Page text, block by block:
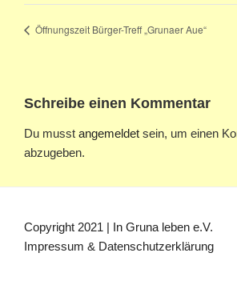
Öffnungszeit Bürger-Treff „Grunaer Aue“
Schreibe einen Kommentar
Du musst angemeldet sein, um einen
abzugeben.
Copyright 2021 | In Gruna leben e.V.
Impressum & Datenschutzerklärung